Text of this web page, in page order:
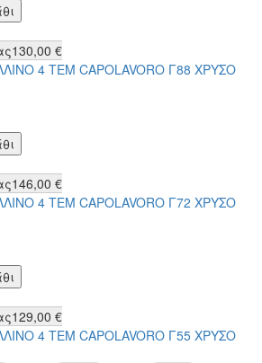
130,00 €
4 ΤΕΜ CAPOLAVORO Γ88 ΧΡΥΣΟ
146,00 €
4 ΤΕΜ CAPOLAVORO Γ72 ΧΡΥΣΟ
129,00 €
4 ΤΕΜ CAPOLAVORO Γ55 ΧΡΥΣΟ